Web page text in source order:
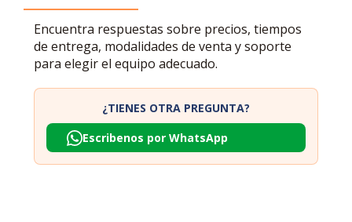
Encuentra respuestas sobre precios, tiempos
de entrega, modalidades de venta y soporte
para elegir el equipo adecuado.
¿TIENES OTRA PREGUNTA?
Escribenos por WhatsApp